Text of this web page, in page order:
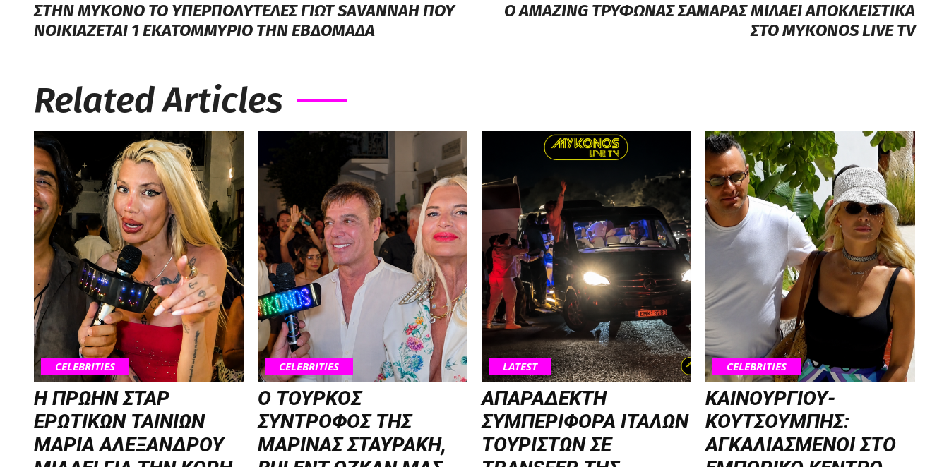
ΣΤΗΝ ΜΥΚΟΝΟ ΤΟ ΥΠΕΡΠΟΛΥΤΕΛΕΣ ΓΙΩΤ SAVANNAH ΠΟΥ
ΝΟΙΚΙΑΖΕΤΑΙ 1 ΕΚΑΤΟΜΜΥΡΙΟ ΤΗΝ ΕΒΔΟΜΑΔΑ
Ο AMAZING ΤΡΥΦΩΝΑΣ ΣΑΜΑΡΑΣ ΜΙΛΑΕΙ ΑΠΟΚΛΕΙΣΤΙΚΑ
ΣΤΟ MYKONOS LIVE TV
Related Articles
CELEBRITIES
Η ΠΡΩΗΝ ΣΤΑΡ
ΕΡΩΤΙΚΩΝ ΤΑΙΝΙΩΝ
ΜΑΡΙΑ ΑΛΕΞΑΝΔΡΟΥ
CELEBRITIES
Ο ΤΟΥΡΚΟΣ
ΣΥΝΤΡΟΦΟΣ ΤΗΣ
ΜΑΡΙΝΑΣ ΣΤΑΥΡΑΚΗ,
LATEST
ΑΠΑΡΑΔΕΚΤΗ
ΣΥΜΠΕΡΙΦΟΡΑ ΙΤΑΛΩΝ
ΤΟΥΡΙΣΤΩΝ ΣΕ
CELEBRITIES
ΚΑΙΝΟΥΡΓΙΟΥ-
ΚΟΥΤΣΟΥΜΠΗΣ:
ΑΓΚΑΛΙΑΣΜΕΝΟΙ ΣΤΟ